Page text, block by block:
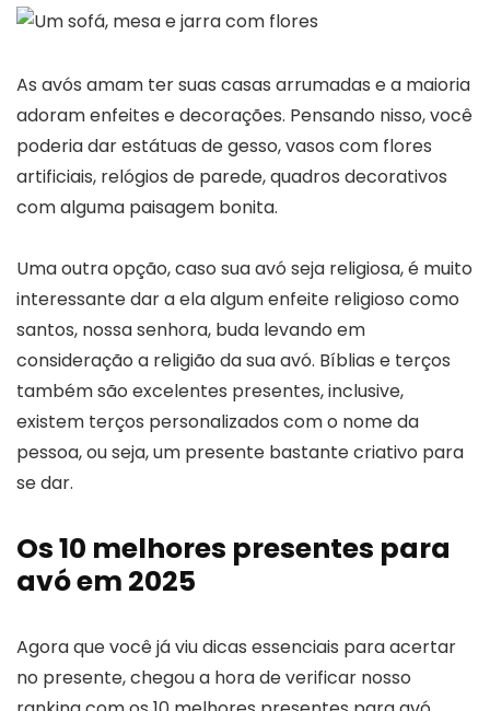
As avós amam ter suas casas arrumadas e a maioria
adoram enfeites e decorações. Pensando nisso, você
poderia dar estátuas de gesso, vasos com flores
artificiais, relógios de parede, quadros decorativos
com alguma paisagem bonita.
Uma outra opção, caso sua avó seja religiosa, é muito
interessante dar a ela algum enfeite religioso como
santos, nossa senhora, buda levando em
consideração a religião da sua avó. Bíblias e terços
também são excelentes presentes, inclusive,
existem terços personalizados com o nome da
pessoa, ou seja, um presente bastante criativo para
se dar.
Os 10 melhores presentes para
avó em 2025
Agora que você já viu dicas essenciais para acertar
no presente, chegou a hora de verificar nosso